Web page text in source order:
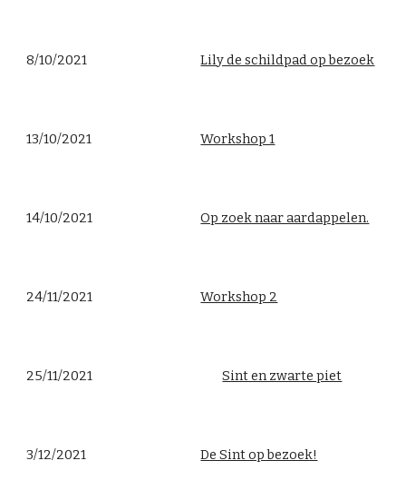
8/10/2021 Lily de schildpad op bezoek
13/10/2021 Workshop 1
14/10/2021 Op zoek naar aardappelen.
24/11/2021 Workshop 2
25/11/2021 Sint en zwarte piet
3/12/2021 De Sint op bezoek!